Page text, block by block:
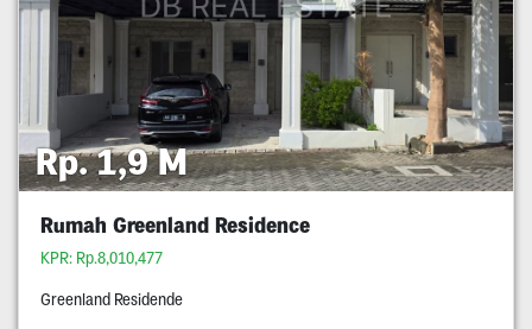
Rp. 1,9 M
Rumah Greenland Residence
KPR: Rp.8,010,477
Greenland Residende